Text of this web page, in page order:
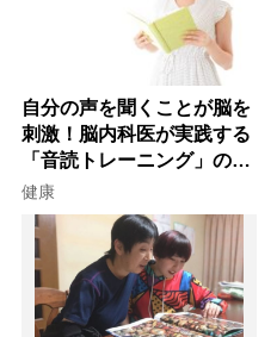
自分の声を聞くことが脳を
刺激！脳内科医が実践する
「音読トレーニング」の極
意
健康